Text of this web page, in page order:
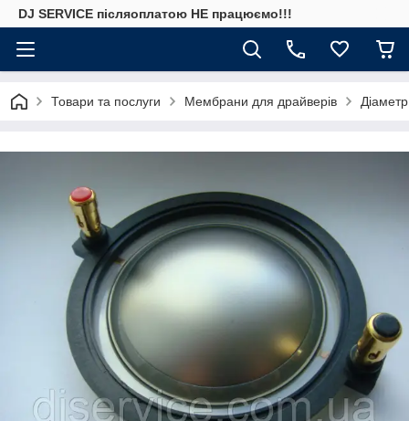
DJ SERVICE пiсляоплатою НЕ працюємо!!!
Товари та послуги Мембрани для драйверів